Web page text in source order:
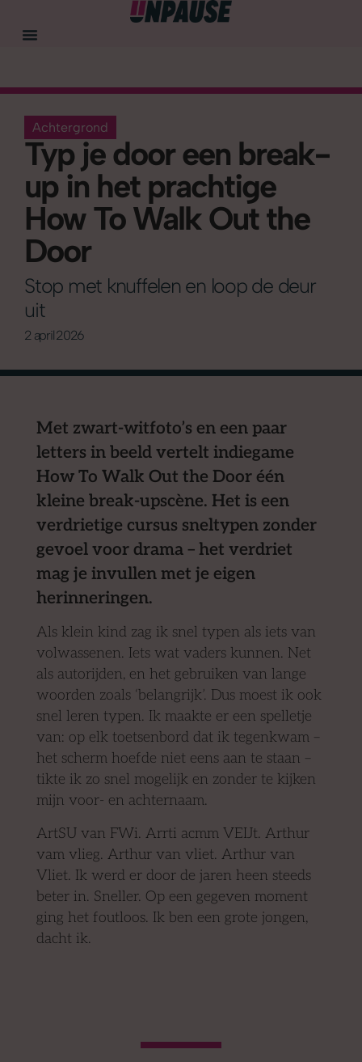
Achtergrond
Typ je door een break-
up in het prachtige
How To Walk Out the
Door
Stop met knuffelen en loop de deur
uit
2 april 2026
Met zwart-witfoto’s en een paar
letters in beeld vertelt indiegame
How To Walk Out the Door één
kleine break-upscène. Het is een
verdrietige cursus sneltypen zonder
gevoel voor drama – het verdriet
mag je invullen met je eigen
herinneringen.
Als klein kind zag ik snel typen als iets van
volwassenen. Iets wat vaders kunnen. Net
als autorijden, en het gebruiken van lange
woorden zoals ‘belangrijk’. Dus moest ik ook
snel leren typen. Ik maakte er een spelletje
van: op elk toetsenbord dat ik tegenkwam –
het scherm hoefde niet eens aan te staan –
tikte ik zo snel mogelijk en zonder te kijken
mijn voor- en achternaam.
ArtSU van FWi. Arrti acmm VEIJt. Arthur
vam vlieg. Arthur van vliet. Arthur van
Vliet. Ik werd er door de jaren heen steeds
beter in. Sneller. Op een gegeven moment
ging het foutloos. Ik ben een grote jongen,
dacht ik.